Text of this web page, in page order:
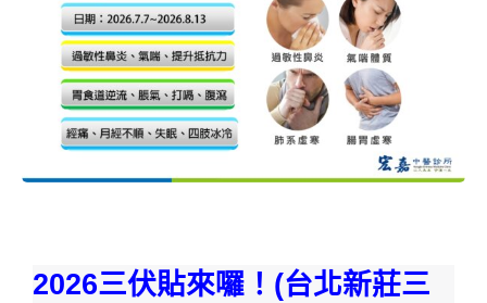
2026三伏貼來囉 ！ (台北新莊三